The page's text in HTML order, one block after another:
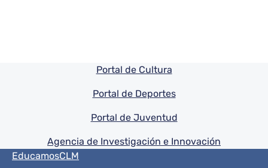
Pie de pagina información
Portal de Cultura
Portal de Deportes
Portal de Juventud
Agencia de Investigación e Innovación
Menú del pie
EducamosCLM